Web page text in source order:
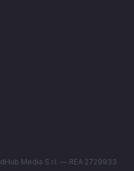
Media S.r.l. — REA 2729933